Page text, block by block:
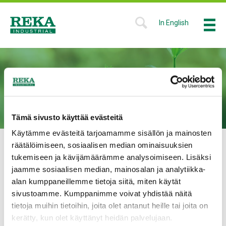
Tämä sivusto käyttää evästeitä
Käytämme evästeitä tarjoamamme sisällön ja mainosten
räätälöimiseen, sosiaalisen median ominaisuuksien
tukemiseen ja kävijämäärämme analysoimiseen. Lisäksi
jaamme sosiaalisen median, mainosalan ja analytiikka-
alan kumppaneillemme tietoja siitä, miten käytät
sivustoamme. Kumppanimme voivat yhdistää näitä
tietoja muihin tietoihin, joita olet antanut heille tai joita on
kerätty, kun olet käyttänyt heidän palvelujaan.
Hyppää
pääsisältöön
SHOW
FORM
In English
Toimimme siellä missä energiamurros tapahtuu.
Tästä osiosta löydät Reka Industrialin sijoittajan kalenteri,
tiedotteet, osakekurssin sekä taloudellista tietoa